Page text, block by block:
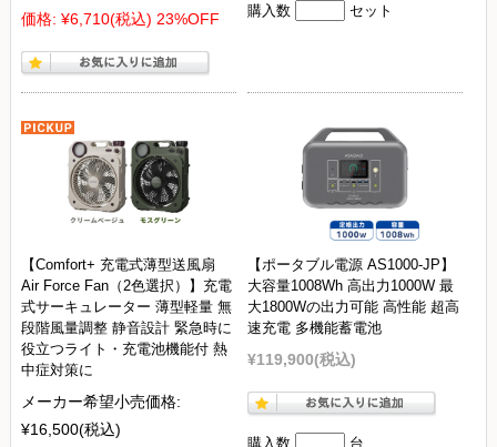
価格: ¥6,710(税込) 23%OFF 購入数 セット
【Comfort+ 充電式薄型送風扇
Air Force Fan（2色選択）】充電
式サーキュレーター 薄型軽量 無
段階風量調整 静音設計 緊急時に
役立つライト・充電池機能付 熱
中症対策に
メーカー希望小売価格:
¥16,500(税込)
【ポータブル電源 AS1000-JP】
大容量1008Wh 高出力1000W 最
大1800Wの出力可能 高性能 超高
速充電 多機能蓄電池
¥119,900(税込)
購入数 台